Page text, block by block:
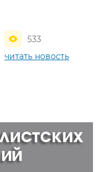
533
читать новость